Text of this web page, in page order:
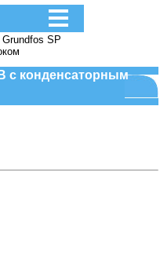
Grundfos SP
с конденсаторным